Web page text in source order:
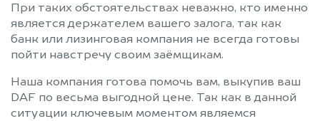
При таких обстоятельствах неважно, кто именно
является держателем вашего залога, так как
банк или лизинговая компания не всегда готовы
пойти навстречу своим заёмщикам.
Наша компания готова помочь вам, выкупив ваш
DAF по весьма выгодной цене. Так как в данной
ситуации ключевым моментом являемся